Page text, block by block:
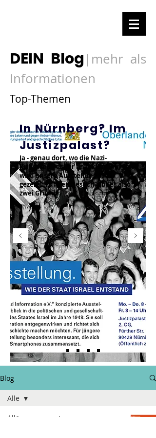
DEIN Blog | mehr als
Informationen
Top-Themen
In Nürnberg? Im
Justizpalast?
Ja - genau dort, wo die Nazi-
Kriegsverbrecher angeklagt wurden,
wird unsere Ausstellung 1948
gezeigt. Für den Besuch gibt es also
zwei Gründe.
Blog
Alle
Alle
Die Israel-